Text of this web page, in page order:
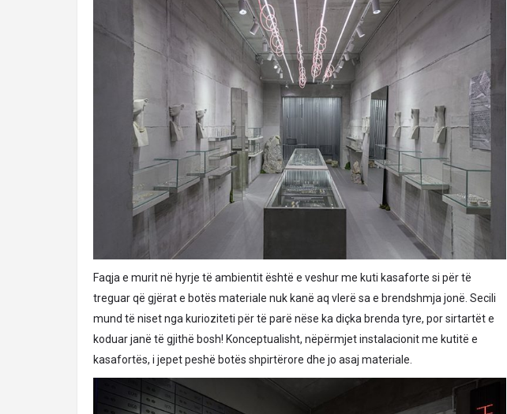
Faqja e murit në hyrje të ambientit është e veshur me kuti kasaforte si për të
treguar që gjërat e botës materiale nuk kanë aq vlerë sa e brendshmja jonë. Secili
mund të niset nga kurioziteti për të parë nëse ka diçka brenda tyre, por sirtartët e
koduar janë të gjithë bosh! Konceptualisht, nëpërmjet instalacionit me kutitë e
kasafortës, i jepet peshë botës shpirtërore dhe jo asaj materiale.